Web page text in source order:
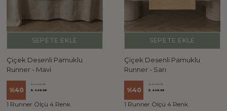
SEPETE EKLE
Çiçek Desenli Pamuklu
Runner - Mavi
%40
₺ 749.98
₺ 449.99
1 Runner Ölçü 4 Renk
SEPETE EKLE
Çiçek Desenli Pamuklu
Runner - Sarı
%40
₺ 749.98
₺ 449.99
1 Runner Ölçü 4 Renk